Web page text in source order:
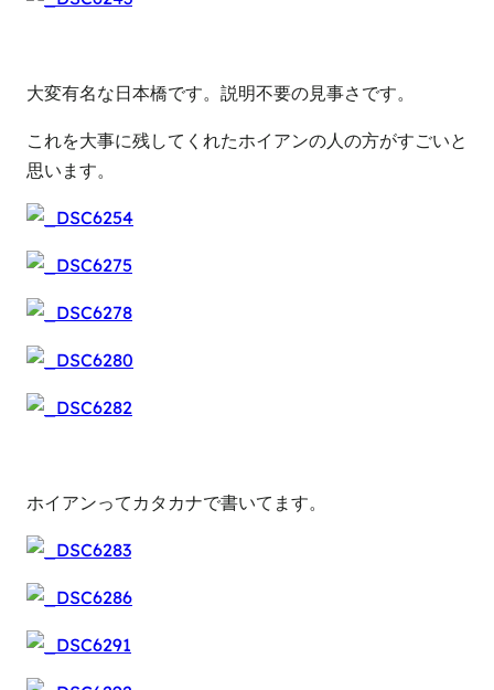
大変有名な日本橋です。説明不要の見事さです。
これを大事に残してくれたホイアンの人の方がすごいと
思います。
ホイアンってカタカナで書いてます。